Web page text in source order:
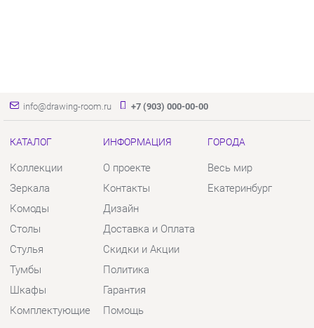
КАТАЛОГ
Коллекции
Комоды
Столы
Стулья
Тумбы
Шкафы
Комплектующие
ИНФОРМАЦИЯ
О проекте
Дизайн
Доставка и Оплата
Скидки и Акции
Политика
Гарантия
Помощь
ГОРОДА
Весь мир
КОНТАКТЫ